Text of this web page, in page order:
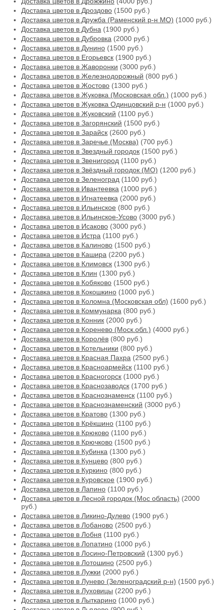
Доставка цветов в Дроздово (1500 руб.)
Доставка цветов в Дружба (Раменский р-н МО) (1000 руб.)
Доставка цветов в Дубна (1900 руб.)
Доставка цветов в Дубровка (2000 руб.)
Доставка цветов в Дунино (1500 руб.)
Доставка цветов в Егорьевск (1900 руб.)
Доставка цветов в Жаворонки (3000 руб.)
Доставка цветов в Железнодорожный (800 руб.)
Доставка цветов в Жостово (1300 руб.)
Доставка цветов в Жуковка (Московская обл.) (1000 руб.)
Доставка цветов в Жуковка Одинцовский р-н (1000 руб.)
Доставка цветов в Жуковский (1100 руб.)
Доставка цветов в Загорянский (1500 руб.)
Доставка цветов в Зарайск (2600 руб.)
Доставка цветов в Заречье (Москва) (700 руб.)
Доставка цветов в Звездный городок (1500 руб.)
Доставка цветов в Звенигород (1100 руб.)
Доставка цветов в Звёздный городок (МО) (1200 руб.)
Доставка цветов в Зеленоград (1100 руб.)
Доставка цветов в Ивантеевка (1000 руб.)
Доставка цветов в Игнатеевка (2000 руб.)
Доставка цветов в Ильинское (800 руб.)
Доставка цветов в Ильинское-Усово (3000 руб.)
Доставка цветов в Исаково (3000 руб.)
Доставка цветов в Истра (1100 руб.)
Доставка цветов в Калиново (1500 руб.)
Доставка цветов в Кашира (2200 руб.)
Доставка цветов в Климовск (1300 руб.)
Доставка цветов в Клин (1300 руб.)
Доставка цветов в Кобяково (1500 руб.)
Доставка цветов в Кокошкино (1000 руб.)
Доставка цветов в Коломна (Московская обл) (1600 руб.)
Доставка цветов в Коммунарка (800 руб.)
Доставка цветов в Конник (2000 руб.)
Доставка цветов в Коренево (Моск.обл.) (4000 руб.)
Доставка цветов в Королёв (800 руб.)
Доставка цветов в Котельники (800 руб.)
Доставка цветов в Красная Пахра (2500 руб.)
Доставка цветов в Красноармейск (1100 руб.)
Доставка цветов в Красногорск (1000 руб.)
Доставка цветов в Краснозаводск (1700 руб.)
Доставка цветов в Краснознаменск (1100 руб.)
Доставка цветов в Краснознаменский (3000 руб.)
Доставка цветов в Кратово (1300 руб.)
Доставка цветов в Крёкшино (1100 руб.)
Доставка цветов в Крюково (1100 руб.)
Доставка цветов в Крючково (1500 руб.)
Доставка цветов в Кубинка (1300 руб.)
Доставка цветов в Кунцево (800 руб.)
Доставка цветов в Куркино (800 руб.)
Доставка цветов в Куровское (1900 руб.)
Доставка цветов в Лапино (1100 руб.)
Доставка цветов в Лесной городок (Мос область) (2000
руб.)
Доставка цветов в Ликино-Дулево (1900 руб.)
Доставка цветов в Лобаново (2500 руб.)
Доставка цветов в Лобня (1100 руб.)
Доставка цветов в Лопатино (1000 руб.)
Доставка цветов в Лосино-Петровский (1300 руб.)
Доставка цветов в Лотошино (2500 руб.)
Доставка цветов в Лужки (2000 руб.)
Доставка цветов в Лунево (Зеленоградский р-н) (1500 руб.)
Доставка цветов в Луховицы (2200 руб.)
Доставка цветов в Лыткарино (1000 руб.)